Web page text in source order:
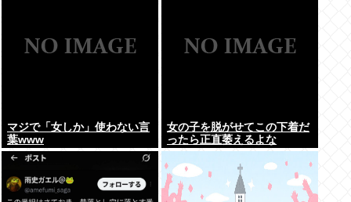
マジで「女しか」使わない言
葉www
女の子を脱がせてこの下着だ
ったら正直萎えるよな